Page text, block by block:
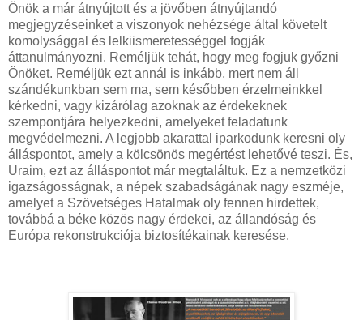
Önök a már átnyújtott és a jövőben átnyújtandó
megjegyzéseinket a viszonyok nehézsége által követelt
komolysággal és lelkiismeretességgel fogják
áttanulmányozni. Reméljük tehát, hogy meg fogjuk győzni
Önöket. Reméljük ezt annál is inkább, mert nem áll
szándékunkban sem ma, sem későbben érzelmeinkkel
kérkedni, vagy kizárólag azoknak az érdekeknek
szempontjára helyezkedni, amelyeket feladatunk
megvédelmezni. A legjobb akarattal iparkodunk keresni oly
álláspontot, amely a kölcsönös megértést lehetővé teszi. És,
Uraim, ezt az álláspontot már megtaláltuk. Ez a nemzetközi
igazságosságnak, a népek szabadságának nagy eszméje,
amelyet a Szövetséges Hatalmak oly fennen hirdettek,
továbbá a béke közös nagy érdekei, az állandóság és
Európa rekonstrukciója biztosítékainak keresése.